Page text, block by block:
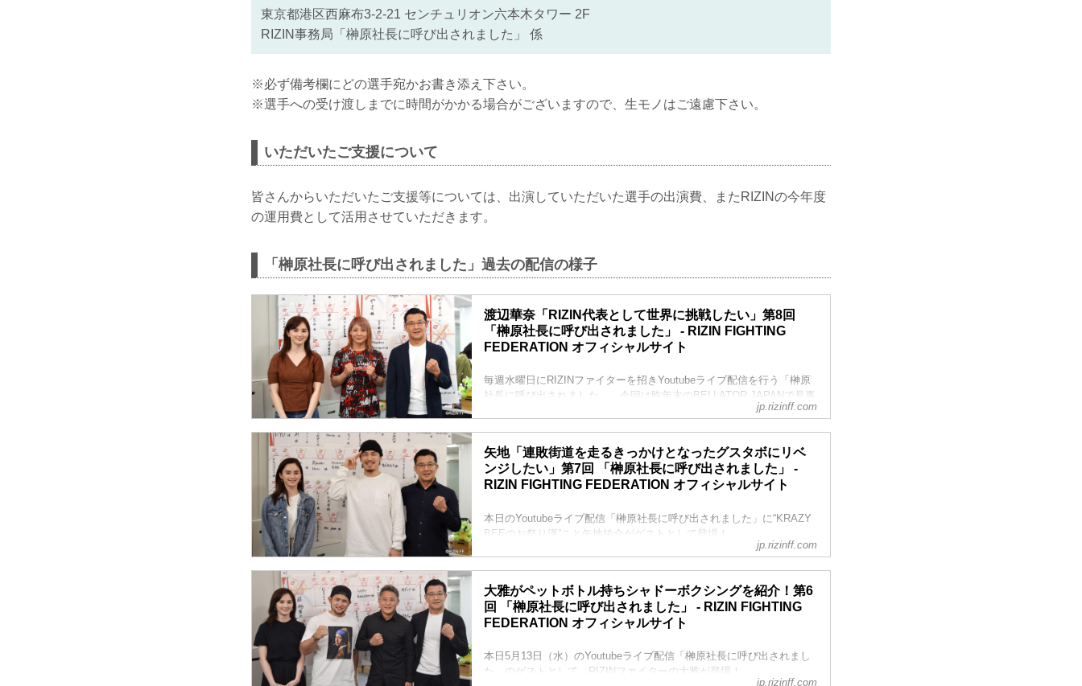
東京都港区西麻布3-2-21 センチュリオン六本木タワー 2F
RIZIN事務局「榊原社長に呼び出されました」 係
※必ず備考欄にどの選手宛かお書き添え下さい。
※選手への受け渡しまでに時間がかかる場合がございますので、生モノはご遠慮下さい。
いただいたご支援について
皆さんからいただいたご支援等については、出演していただいた選手の出演費、またRIZINの今年度
の運用費として活用させていただきます。
「榊原社長に呼び出されました」過去の配信の様子
渡辺華奈「RIZIN代表として世界に挑戦したい」第8回
「榊原社長に呼び出されました」 - RIZIN FIGHTING
FEDERATION オフィシャルサイト
毎週水曜日にRIZINファイターを招きYoutubeライブ配信を行う「榊原
社長に呼び出されました」。今回は昨年末のBELLATOR JAPANで見事
らトークがスタートした。
渡辺はモチベーションについて「自分の中でモチベーションという概
念がないので、試合があってもなくてもあまり上下なく、淡々と生活
jp.rizinff.com
矢地「連敗街道を走るきっかけとなったグスタボにリベ
ンジしたい」第7回 「榊原社長に呼び出されました」 -
RIZIN FIGHTING FEDERATION オフィシャルサイト
本日のYoutubeライブ配信「榊原社長に呼び出されました」に“KRAZY
BEEのお祭り漢”こと矢地祐介がゲストとして登場！
矢地への質問一発目は、榊原CEOお決まりの「日々、なにしてる
してます」と笑顔で話した。また「次の試合が決まっていない中での
モチベーションはどうしてる？」と質問されると「逆に、試合がない
期間が今までなかったのでポジティブに捉え、この期間を自分の能力
jp.rizinff.com
大雅がペットボトル持ちシャドーボクシングを紹介！第6
回 「榊原社長に呼び出されました」 - RIZIN FIGHTING
FEDERATION オフィシャルサイト
本日5月13日（水）のYoutubeライブ配信「榊原社長に呼び出されまし
た」のゲストとして、RIZINファイターの大雅が登場！
jp.rizinff.com